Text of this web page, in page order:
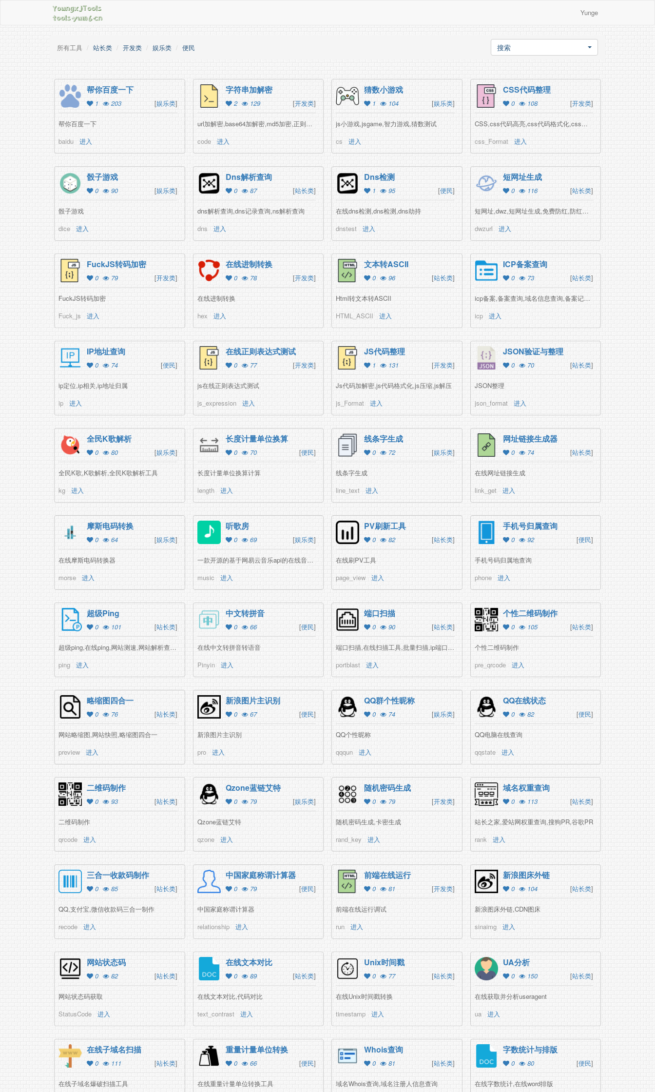
Yunge
所有工具 站长类 开发类 娱乐类 便民 搜索
帮你百度一下
[娱乐类]
1 203
帮你百度一下
baidu
进入
字符串加解密
[开发类]
2 129
url加解密,base64加解密,md5加密,正则转义,图片base
code
进入
猜数小游戏
[娱乐类]
1 104
js小游戏,jsgame,智力游戏,猜数测试
cs
进入
CSS代码整理
[开发类]
0 108
CSS,css代码高亮,css代码格式化,css代码整理
css_Format
进入
骰子游戏
[娱乐类]
0 90
骰子游戏
dice
进入
Dns解析查询
[站长类]
0 87
dns解析查询,dns记录查询,ns解析查询
dns
进入
Dns检测
[便民]
1 95
在线dns检测,dns检测,dns劫持
dnstest
进入
短网址生成
[站长类]
0 116
短网址,dwz,短网址生成,免费防红,防红接口,ae博客
dwzurl
进入
FuckJS转码加密
[开发类]
0 79
FuckJS转码加密
Fuck_js
进入
在线进制转换
[开发类]
0 78
在线进制转换
hex
进入
文本转ASCII
[站长类]
0 96
Html转文本转ASCII
HTML_ASCII
进入
ICP备案查询
[站长类]
0 73
icp备案,备案查询,域名信息查询,备案记录查询
icp
进入
IP地址查询
[便民]
0 74
ip定位,ip相关,ip地址归属
ip
进入
在线正则表达式测试
[开发类]
0 77
js在线正则表达式测试
js_expression
进入
JS代码整理
[开发类]
1 131
Js代码加解密,js代码格式化,js压缩,js解压
js_Format
进入
JSON验证与整理
[站长类]
0 70
JSON整理
json_format
进入
全民K歌解析
[娱乐类]
0 80
全民K歌,K歌解析,全民K歌解析工具
kg
进入
长度计量单位换算
[便民]
0 70
长度计量单位换算计算
length
进入
线条字生成
[娱乐类]
0 72
线条字生成
line_text
进入
网址链接生成器
[站长类]
0 74
在线网址链接生成
link_get
进入
摩斯电码转换
[娱乐类]
0 64
在线摩斯电码转换器
morse
进入
听歌房
[娱乐类]
0 69
一款开源的基于网易云音乐api的在线音乐播放器
music
进入
PV刷新工具
[站长类]
0 82
在线刷PV工具
page_view
进入
手机号归属查询
[便民]
0 92
手机号码归属地查询
phone
进入
超级Ping
[站长类]
0 101
超级ping,在线ping,网站测速,网站解析查询,地区测速
ping
进入
中文转拼音
[便民]
0 66
在线中文转拼音转语音
Pinyin
进入
端口扫描
[站长类]
0 90
端口扫描,在线扫描工具,批量扫描,ip端口查询
portblast
进入
个性二维码制作
[站长类]
0 105
个性二维码制作
pre_qrcode
进入
略缩图四合一
[站长类]
0 76
网站略缩图,网站快照,略缩图四合一
preview
进入
新浪图片主识别
[便民]
0 67
新浪图片主识别
pro
进入
QQ群个性昵称
[娱乐类]
0 74
QQ个性昵称
qqqun
进入
QQ在线状态
[便民]
0 82
QQ电脑在线查询
qqstate
进入
二维码制作
[站长类]
0 93
二维码制作
qrcode
进入
Qzone蓝链艾特
[娱乐类]
0 79
Qzone蓝链艾特
qzone
进入
随机密码生成
[开发类]
0 79
随机密码生成,卡密生成
rand_key
进入
域名权重查询
[站长类]
0 113
站长之家,爱站网权重查询,搜狗PR,谷歌PR
rank
进入
三合一收款码制作
[站长类]
0 85
QQ,支付宝,微信收款码三合一制作
recode
进入
中国家庭称谓计算器
[便民]
0 79
中国家庭称谓计算器
relationship
进入
前端在线运行
[开发类]
0 81
前端在线运行调试
run
进入
新浪图床外链
[站长类]
0 104
新浪图床外链,CDN图床
sinaimg
进入
网站状态码
[站长类]
0 82
网站状态码获取
StatusCode
进入
在线文本对比
[站长类]
0 89
在线文本对比,代码对比
text_contrast
进入
Unix时间戳
[站长类]
0 77
在线Unix时间戳转换
timestamp
进入
UA分析
[站长类]
0 150
在线获取并分析useragent
ua
进入
在线子域名扫描
[站长类]
0 111
在线子域名爆破扫描工具
重量计量单位转换
[便民]
0 66
在线重量计量单位转换工具
Whois查询
[站长类]
0 81
域名Whois查询,域名注册人信息查询
字数统计与排版
[便民]
0 80
在线字数统计,在线word排版